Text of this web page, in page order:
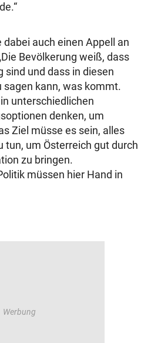
auch einen Appell an
Bevölkerung weiß, dass
sind und dass in diesen
kann, was kommt.
unterschiedlichen
denken, um
Ziel müsse es sein, alles
tun, um Österreich gut durch
zu bringen.
müssen hier Hand in